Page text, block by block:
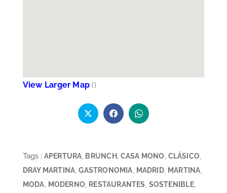
View Larger Map ()
Tags : APERTURA, BRUNCH, CASA MONO, CLÁSICO,
DRAY MARTINA,GASTRONOMIA, MADRID, MARTINA,
MODA, MODERNO, RESTAURANTES, SOSTENIBLE,